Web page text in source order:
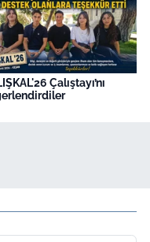
Çalıştayı’nı